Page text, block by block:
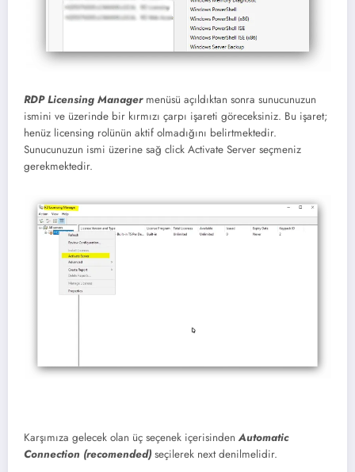
RDP Licensing Managermenüsü açıldıktan sonra sunucunuzun
ismini ve üzerinde bir kırmızı çarpı işareti göreceksiniz. Bu işaret;
henüz licensing rolünün aktif olmadığını belirtmektedir.
Sunucunuzun ismi üzerine sağ click Activate Server seçmeniz
gerekmektedir.
Karşımıza gelecek olan üç seçenek içerisinden Automatic
Connection (recomended) seçilerek next denilmelidir.